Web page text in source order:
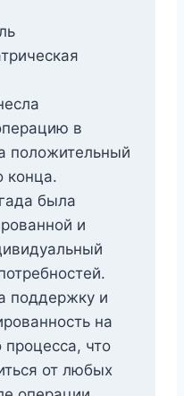
в
положительный
конца.
была
и
поддержку и
на
процесса, что
от любых